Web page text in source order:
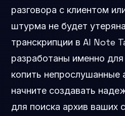
разговора с клиентом
штурма не будет
транскрипции в AI Note
разработаны именно
копить непрослушанные
начните создавать
для поиска архив ваших